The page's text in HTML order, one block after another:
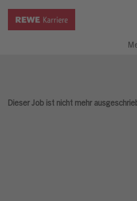
Dieser Job ist nicht mehr